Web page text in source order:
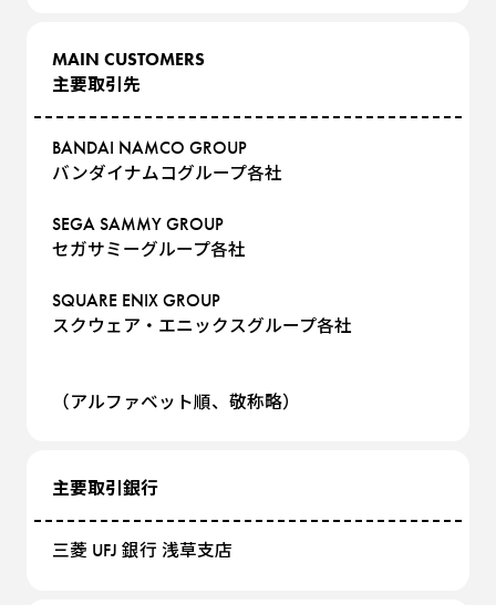
MAIN CUSTOMERS
主要取引先
BANDAI NAMCO GROUP
バンダイナムコグループ各社
SEGA SAMMY GROUP
セガサミーグループ各社
SQUARE ENIX GROUP
スクウェア・エニックスグループ各社
（アルファベット順、敬称略）
主要取引銀行
三菱 UFJ 銀行 浅草支店